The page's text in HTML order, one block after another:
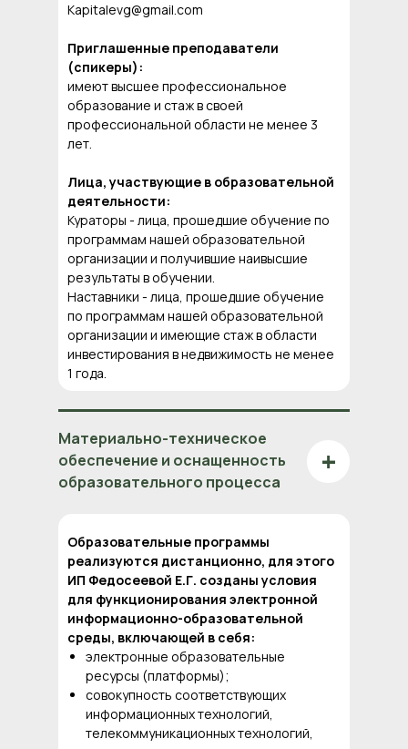
Kapitalevg@gmail.com
Приглашенные преподаватели
(спикеры):
имеют высшее профессиональное
образование и стаж в своей
профессиональной области не менее 3
лет.
Лица, участвующие в образовательной
деятельности:
Кураторы - лица, прошедшие обучение по
программам нашей образовательной
организации и получившие наивысшие
результаты в обучении.
Наставники - лица, прошедшие обучение
по программам нашей образовательной
организации и имеющие стаж в области
инвестирования в недвижимость не менее
1 года.
Материально-техническое
обеспечение и оснащенность
образовательного процесса
+
Образовательные программы
реализуются дистанционно, для этого
ИП Федосеевой Е.Г. созданы условия
для функционирования электронной
информационно-образовательной
среды, включающей в себя:
электронные образовательные
ресурсы (платформы);
совокупность соответствующих
информационных технологий,
телекоммуникационных технологий,